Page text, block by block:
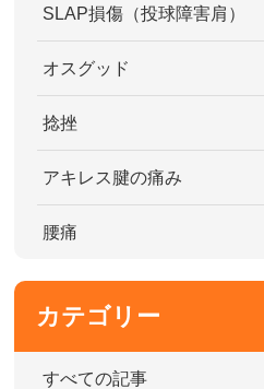
SLAP損傷（投球障害肩）
オスグッド
捻挫
アキレス腱の痛み
腰痛
カテゴリー
すべての記事